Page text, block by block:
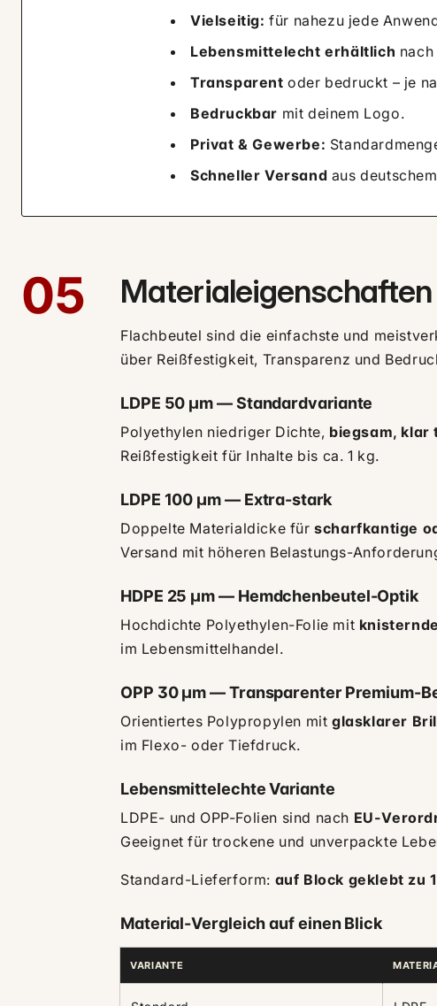
Vielseitig: für nahezu jede
Lebensmittelecht erhältlich nach
Transparent oder bedruckt – je
Bedruckbar mit deinem Logo.
Privat & Gewerbe:
Schneller Versand aus
05
Flachbeutel sind die einfachste und
über Reißfestigkeit, Transparenz und
LDPE 50 µm — Standardvariante
Polyethylen niedriger Dichte, biegsam, klar
Reißfestigkeit für Inhalte bis ca. 1 kg.
LDPE 100 µm — Extra-stark
Doppelte Materialdicke fürscharfkantige
Versand mit höheren Belastungs-
HDPE 25 µm — Hemdchenbeutel-Optik
Hochdichte Polyethylen-Folie mit
im Lebensmittelhandel.
OPP 30 µm — Transparenter Premium-
Orientiertes Polypropylen mit glasklarer
im Flexo- oder Tiefdruck.
Lebensmittelechte Variante
LDPE- und OPP-Folien sind nach EU-
Geeignet für trockene und unverpackte
Standard-Lieferform: auf Block geklebt zu
Material-Vergleich auf einen Blick
VARIANTE